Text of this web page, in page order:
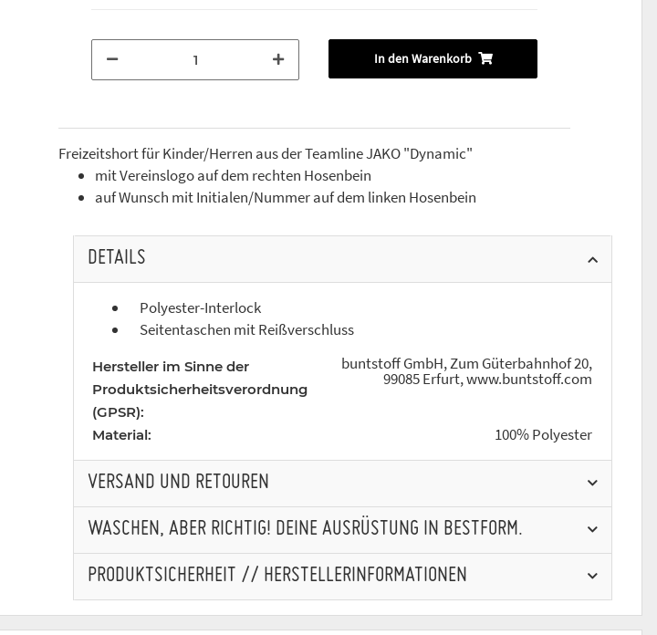
In den Warenkorb
Freizeitshort für Kinder/Herren aus der Teamline JAKO "Dynamic"
mit Vereinslogo auf dem rechten Hosenbein
auf Wunsch mit Initialen/Nummer auf dem linken Hosenbein
DETAILS
Polyester-Interlock
Seitentaschen mit Reißverschluss
Hersteller im Sinne der
Produktsicherheitsverordnung
(GPSR):
buntstoff GmbH, Zum Güterbahnhof 20,
99085 Erfurt, www.buntstoff.com
Material: 100% Polyester
VERSAND UND RETOUREN
WASCHEN, ABER RICHTIG! DEINE AUSRÜSTUNG IN BESTFORM.
PRODUKTSICHERHEIT // HERSTELLERINFORMATIONEN